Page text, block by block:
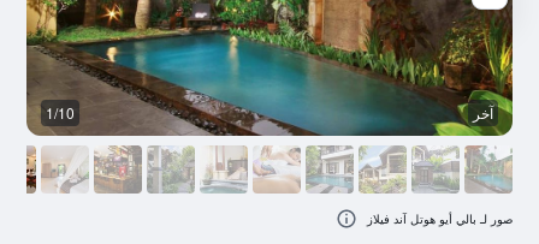
آخر 1/10
صور لـ بالي أيو هوتل آند فيلاز